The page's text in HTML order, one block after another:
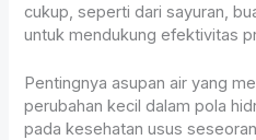
cukup, seperti dari sayuran,
untuk mendukung efektivitas
Pentingnya asupan air yang
perubahan kecil dalam pola
pada kesehatan usus